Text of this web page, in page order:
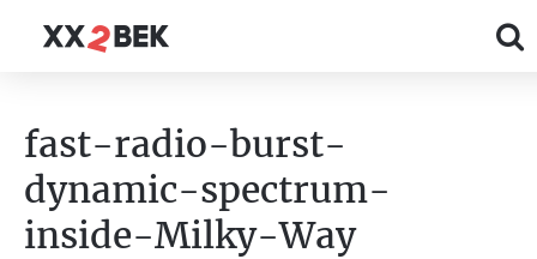
fast-radio-burst-
dynamic-spectrum-
inside-Milky-Way